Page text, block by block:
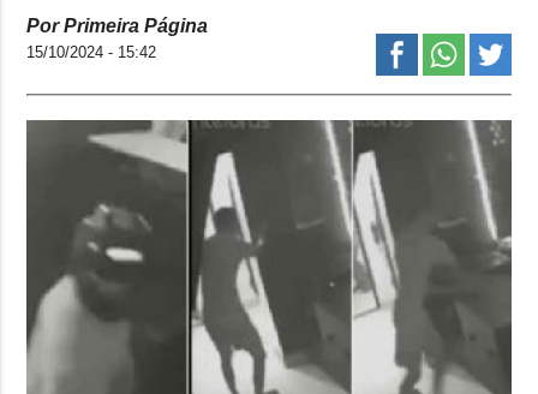
Por Primeira Página
15/10/2024 - 15:42